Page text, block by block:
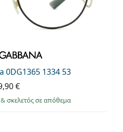
0DG1365 1334 53
€
& σκελετός σε απόθεμα